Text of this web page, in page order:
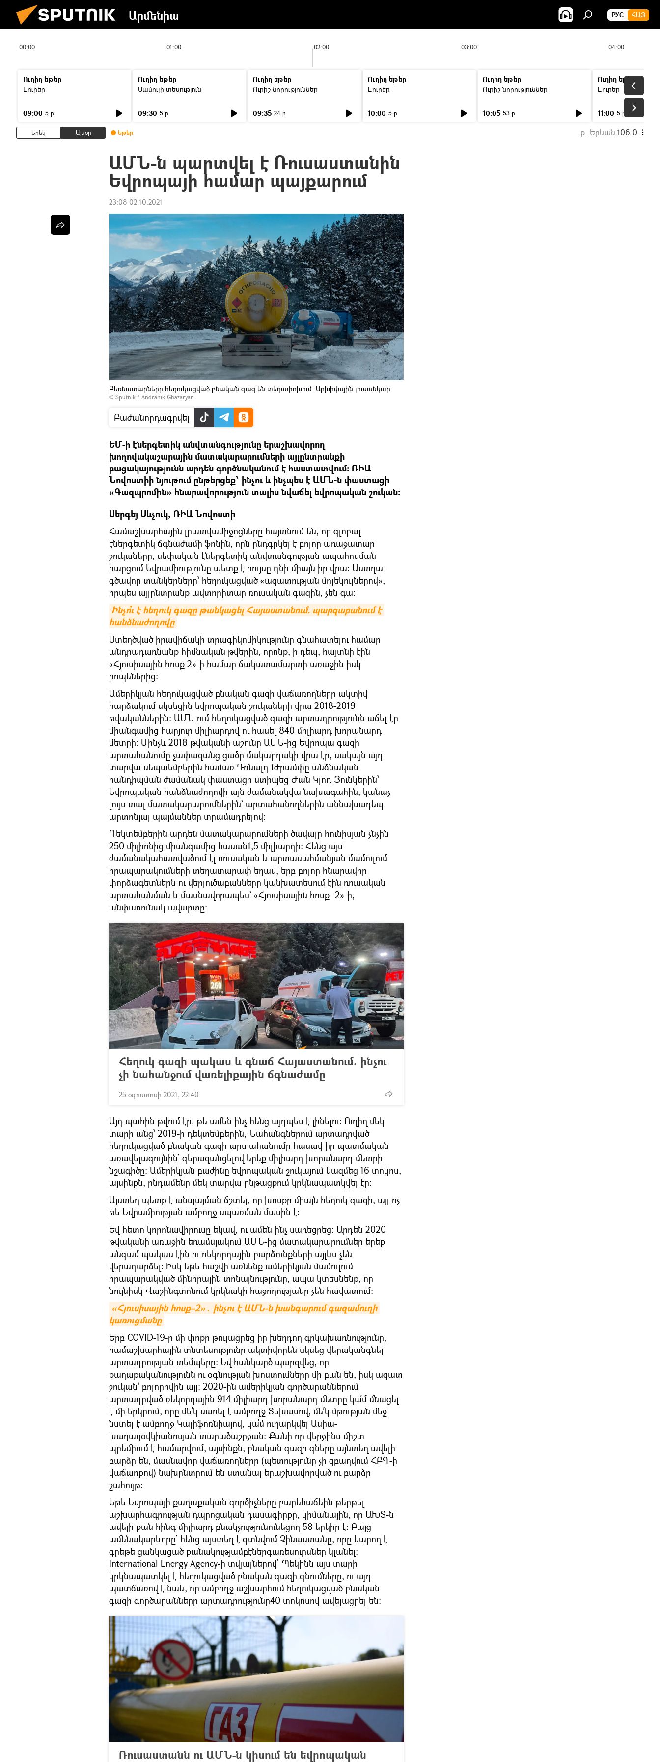
Արմենիա РУС ՀԱՅ
00:00 01:00 02:00 03:00 04:00
Ուղիղ եթեր
Լուրեր
09:00 5 ր
Ուղիղ եթեր
Մամուլի տեսություն
09:30 5 ր
Ուղիղ եթեր
Ուրիշ նորություններ
09:35 24 ր
Ուղիղ եթեր
Լուրեր
10:00 5 ր
Ուղիղ եթեր
Ուրիշ նորություններ
10:05 53 ր
Ուղիղ եթեր
Լուրեր
11:00 5 ր
Երեկ Այսօր Եթեր ք. Երևան 106.0
ԱՄՆ-ն պարտվել է Ռուսաստանին
Եվրոպայի համար պայքարում
23:08 02.10.2021
Բեռնատարները հեղուկացված բնական գազ են տեղափոխում. Արխիվային լուսանկար
© Sputnik / Andranik Ghazaryan
Բաժանորդագրվել
ԵՄ-ի էներգետիկ անվտանգությունը երաշխավորող
խողովակաշարային մատակարարումների այլընտրանքի
բացակայությունն արդեն գործնականում է հաստատվում: ՌԻԱ
Նովոստիի նյութում ընթերցեք՝ ինչու և ինչպես է ԱՄՆ-ն փաստացի
«Գազպրոմին» հնարավորություն տալիս նվաճել եվրոպական շուկան:
Սերգեյ Սևչուկ, ՌԻԱ Նովոստի
Համաշխարհային լրատվամիջոցները հայտնում են, որ գլոբալ
էներգետիկ ճգնաժամի ֆոնին, որն ընդգրկել է բոլոր առաջատար
շուկաները, սեփական էներգետիկ անվտանգության ապահովման
հարցում Եվրամիությունը պետք է հույսը դնի միայն իր վրա։ Աստղա-
գծավոր տանկերները՝ հեղուկացված «ազատության մոլեկուլներով»,
որպես այլընտրանք ավտորիտար ռուսական գազին, չեն գա:
Ինչո՞ւ է հեղուկ գազը թանկացել Հայաստանում. պարզաբանում է
հանձնաժողովը
Ստեղծված իրավիճակի տրագիկոմիկությունը գնահատելու համար
անդրադառնանք հիմնական թվերին, որոնք, ի դեպ, հայտնի էին
«Հյուսիսային հոսք 2»-ի համար ճակատամարտի առաջին իսկ
րոպեներից։
Ամերիկյան հեղուկացված բնական գազի վաճառողները ակտիվ
հարձակում սկսեցին եվրոպական շուկաների վրա 2018-2019
թվականներին։ ԱՄՆ-ում հեղուկացված գազի արտադրությունն աճել էր
միանգամից հարյուր միլիարդով ու հասել 840 միլիարդ խորանարդ
մետրի: Մինչև 2018 թվականի աշունը ԱՄՆ-ից Եվրոպա գազի
արտահանումը չափազանց ցածր մակարդակի վրա էր, սակայն այդ
տարվա սեպտեմբերին համառ Դոնալդ Թրամփը անձնական
հանդիպման ժամանակ փաստացի ստիպեց Ժան Կլոդ Յունկերին՝
Եվրոպական հանձնաժողովի այն ժամանակվա նախագահին, կանաչ
լույս տալ մատակարարումներին՝ արտահանողներին աննախադեպ
արտոնյալ պայմաններ տրամադրելով։
Դեկտեմբերին արդեն մատակարարումների ծավալը հունիսյան չնչին
250 միլիոնից միանգամից հասան1,5 միլիարդի: Հենց այս
ժամանակահատվածում էլ ռուսական և արտասահմանյան մամուլում
հրապարակումների տեղատարափ եղավ, երբ բոլոր հնարավոր
փորձագետներն ու վերլուծաբանները կանխատեսում էին ռուսական
արտահանման և մասնավորապես՝ «Հյուսիսային հոսք -2»-ի,
անփառունակ ավարտը։
Հեղուկ գազի պակաս և գնաճ Հայաստանում. ինչու
չի նահանջում վառելիքային ճգնաժամը
25 օգոստոսի 2021, 22:40
Այդ պահին թվում էր, թե ամեն ինչ հենց այդպես է լինելու։ Ուղիղ մեկ
տարի անց՝ 2019-ի դեկտեմբերին, Նահանգներում արտադրված
հեղուկացված բնական գազի արտահանումը հասավ իր պատմական
առավելագույնին՝ գերազանցելով երեք միլիարդ խորանարդ մետրի
նշագիծը։ Ամերիկյան բաժինը եվրոպական շուկայում կազմեց 16 տոկոս,
այսինքն, ընդամենը մեկ տարվա ընթացքում կրկնապատկվել էր:
Այստեղ պետք է անպայման ճշտել, որ խոսքը միայն հեղուկ գազի, այլ ոչ
թե Եվրամիության ամբողջ սպառման մասին է։
Եվ հետո կորոնավիրուսը եկավ, ու ամեն ինչ սառեցրեց: Արդեն 2020
թվականի առաջին եռամսյակում ԱՄՆ-ից մատակարարումներ երեք
անգամ պակաս էին ու ռեկորդային բարձունքների այլևս չեն
վերադարձել։ Իսկ եթե հաշվի առնենք ամերիկյան մամուլում
հրապարակված մինորային տոնայնությունը, ապա կտեսնենք, որ
նույնիսկ Վաշինգտոնում կրկնակի հաջողությանը չեն հավատում:
«Հյուսիսային հոսք–2»․ ինչու է ԱՄՆ-ն խանգարում գազամուղի
կառուցմանը
Երբ COVID-19-ը մի փոքր թուլացրեց իր խեղդող գրկախառնությունը,
համաշխարհային տնտեսությունը ակտիվորեն սկսեց վերականգնել
արտադրության տեմպերը: Եվ հանկարծ պարզվեց, որ
քաղաքականությունն ու օգնության խոստումները մի բան են, իսկ ազատ
շուկան՝ բոլորովին այլ։ 2020-ին ամերիկյան գործարաններում
արտադրված ռեկորդային 914 միլիարդ խորանարդ մետրը կա՛մ մնացել
է մի երկրում, որը մե՛կ սառել է ամբողջ Տեխասով, մե՛կ մթության մեջ
նստել է ամբողջ Կալիֆոռնիայով, կա՛մ ուղարկվել Ասիա-
խաղաղօվկիանոսյան տարածաշրջան: Քանի որ վերջինս միշտ
պրեմիում է համարվում, այսինքն, բնական գազի գները այնտեղ ավելի
բարձր են, մասնավոր վաճառողները (պետությունը չի զբաղվում ՀԲԳ-ի
վաճառքով) նախընտրում են ստանալ երաշխավորված ու բարձր
շահույթ:
Եթե Եվրոպայի քաղաքական գործիչները բարեհաճեին թերթել
աշխարհագրության դպրոցական դասագիրքը, կիմանային, որ ԱԽՏ-ն
ավելի քան հինգ միլիարդ բնակչությունունեցող 58 երկիր է: Բայց
ամենակարևորը՝ հենց այստեղ է գտնվում Չինաստանը, որը կարող է
գրեթե ցանկացած քանակությամբէներգառեսուրսներ կլանել։
International Energy Agency-ի տվյալներով՝ Պեկինն այս տարի
կրկնապատկել է հեղուկացված բնական գազի գնումները, ու այդ
պատճառով է նաև, որ ամբողջ աշխարհում հեղուկացված բնական
գազի գործարանները արտադրությունը40 տոկոսով ավելացրել են:
Ռուսաստանն ու ԱՄՆ-ն կիսում են եվրոպական